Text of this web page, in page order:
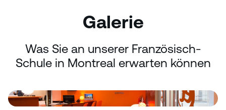
Galerie
Was Sie an unserer Französisch-
Schule in Montreal erwarten können